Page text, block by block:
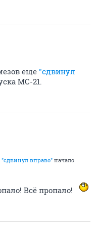
еще "сдвинул
МС-21.
"сдвинул вправо" начало
Всё пропало!